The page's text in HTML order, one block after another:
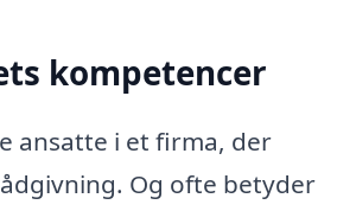
kompetencer
ansatte i et firma, der
Og ofte betyder